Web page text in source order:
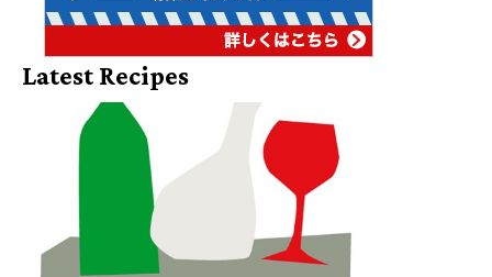
Latest Recipes